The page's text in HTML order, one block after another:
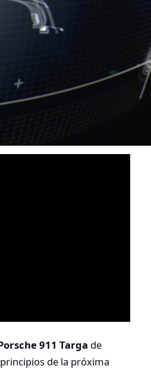
911 Targa de
de la próxima